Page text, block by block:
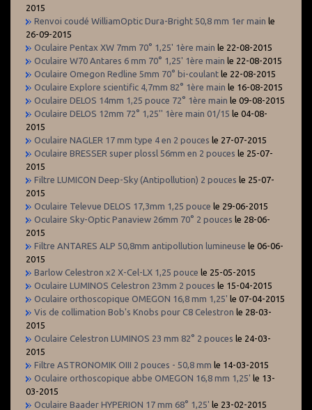
2015
Renvoi coudé WilliamOptic Dura-Bright 50,8 mm 1er main le
26-09-2015
Oculaire Pentax XW 7mm 70° 1,25' 1ère main le 22-08-2015
Oculaire W70 Antares 6 mm 70° 1,25' 1ère main le 22-08-2015
Oculaire Omegon Redline 5mm 70° bi-coulant le 22-08-2015
Oculaire Explore scientific 4,7mm 82° 1ère main le 16-08-2015
Oculaire DELOS 14mm 1,25 pouce 72° 1ère main le 09-08-2015
Oculaire DELOS 12mm 72° 1,25'' 1ère main 01/15 le 04-08-
2015
Oculaire NAGLER 17 mm type 4 en 2 pouces le 27-07-2015
Oculaire BRESSER super plossl 56mm en 2 pouces le 25-07-
2015
Filtre LUMICON Deep-Sky (Antipollution) 2 pouces le 25-07-
2015
Oculaire Televue DELOS 17,3mm 1,25 pouce le 29-06-2015
Oculaire Sky-Optic Panaview 26mm 70° 2 pouces le 28-06-
2015
Filtre ANTARES ALP 50,8mm antipollution lumineuse le 06-06-
2015
Barlow Celestron x2 X-Cel-LX 1,25 pouce le 25-05-2015
Oculaire LUMINOS Celestron 23mm 2 pouces le 15-04-2015
Oculaire orthoscopique OMEGON 16,8 mm 1,25' le 07-04-2015
Vis de collimation Bob's Knobs pour C8 Celestron le 28-03-
2015
Oculaire Celestron LUMINOS 23 mm 82° 2 pouces le 24-03-
2015
Filtre ASTRONOMIK OIII 2 pouces - 50,8 mm le 14-03-2015
Oculaire orthoscopique abbe OMEGON 16,8 mm 1,25' le 13-
03-2015
Oculaire Baader HYPERION 17 mm 68° 1,25' le 23-02-2015